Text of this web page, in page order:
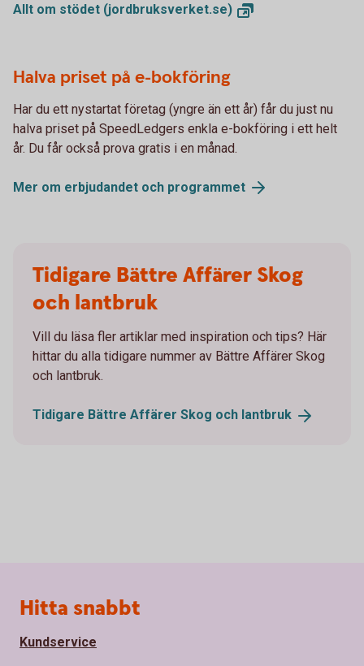
Allt om stödet (jordbruksverket.se)
Halva priset på e-bokföring
Har du ett nystartat företag (yngre än ett år) får du just nu
halva priset på SpeedLedgers enkla e-bokföring i ett helt
år. Du får också prova gratis i en månad.
Mer om erbjudandet och programmet
Tidigare Bättre Affärer Skog
och lantbruk
Vill du läsa fler artiklar med inspiration och tips? Här
hittar du alla tidigare nummer av Bättre Affärer Skog
och lantbruk.
Tidigare Bättre Affärer Skog och lantbruk
Sidfot
Hitta snabbt
Kundservice